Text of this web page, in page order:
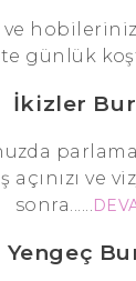
günlük
İkizler
ve
sonra......
Yengeç